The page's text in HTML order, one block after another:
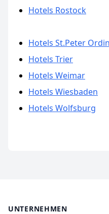
Hotels Rostock
Hotels St.Peter
Hotels Trier
Hotels Weimar
Hotels Wiesbaden
Hotels Wolfsburg
UNTERNEHMEN